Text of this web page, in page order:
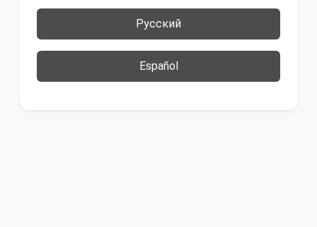
Русский
Español